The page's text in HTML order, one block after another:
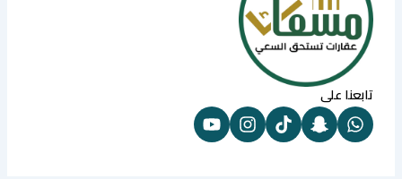
تابعنا على